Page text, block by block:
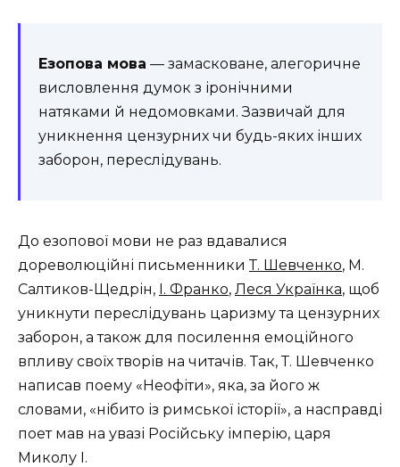
Езопова мова — замасковане, алегоричне
висловлення думок з іронічними
натяками й недомовками. Зазвичай для
уникнення цензурних чи будь-яких інших
заборон, переслідувань.
До езопової мови не раз вдавалися
дореволюційні письменникиТ. Шевченко, М.
Салтиков-Щедрін, І. Франко, Леся Українка, щоб
уникнути переслідувань царизму та цензурних
заборон, а також для посилення емоційного
впливу своїх творів на читачів. Так, Т. Шевченко
написав поему «Неофіти», яка, за його ж
словами, «нібито із римської історії», а насправді
поет мав на увазі Російську імперію, царя
Миколу І.